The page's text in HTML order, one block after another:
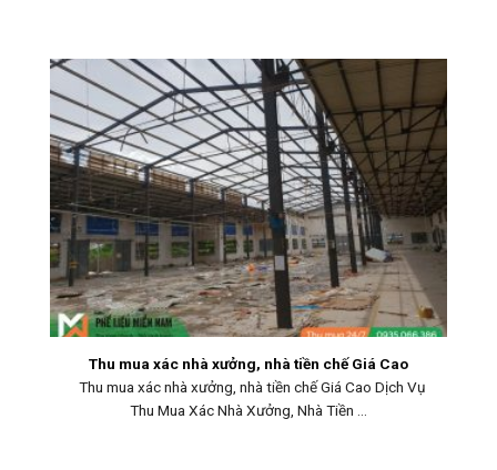
Thu mua xác nhà xưởng, nhà tiền chế Giá Cao
Thu mua xác nhà xưởng, nhà tiền chế Giá Cao Dịch Vụ
Thu Mua Xác Nhà Xưởng, Nhà Tiền ...